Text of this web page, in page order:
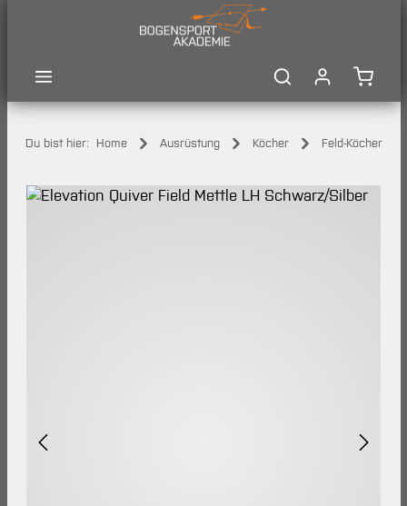
Du bist hier: Home Ausrüstung Köcher Feld-Köcher
Bildergalerie überspringen